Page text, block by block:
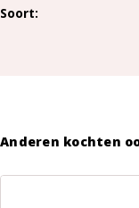
Soort
Anderen kochten